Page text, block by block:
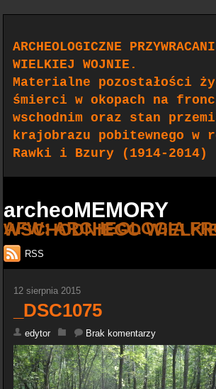
ARCHEOLOGICZNE
WIELKIEJ WOJNIE.
Materialne pozostałości
śmierci w okopach na
wschodnim oraz stan
krajobrazu pobitewnego w
Rawki i Bzury (1914-2014)
archeoMEMORY
AFW: ARCHEOLOGIA FRONTU
RSS
12 sierpnia 2015
_DSC1075
edytor Brak komentarzy